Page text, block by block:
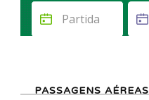
PASSAGENS AÉREAS